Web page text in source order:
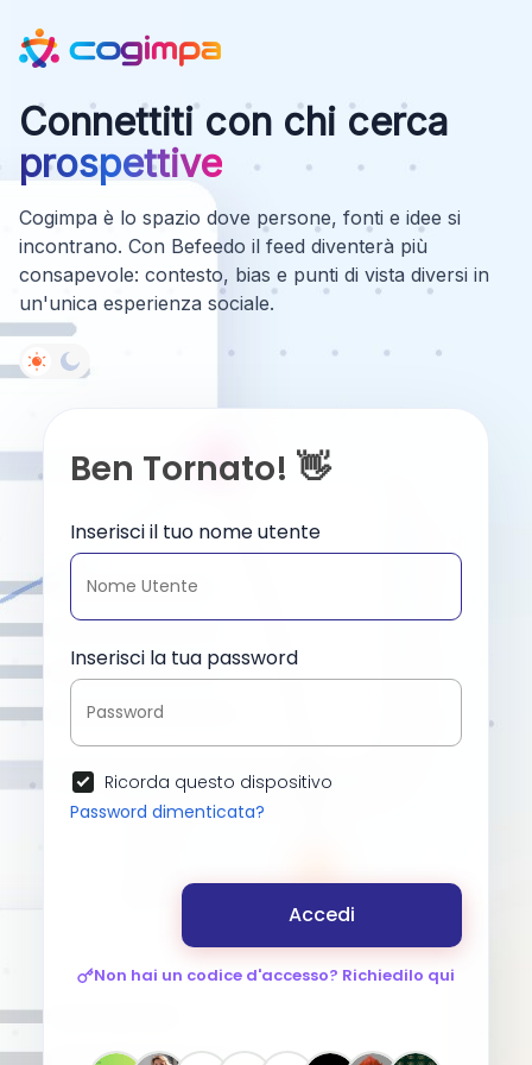
Connettiti con chi cerca
prospettive
Cogimpa è lo spazio dove persone, fonti e idee si
incontrano. Con Befeedo il feed diventerà più
consapevole: contesto, bias e punti di vista diversi in
un'unica esperienza sociale.
Ben Tornato! 👋
Inserisci il tuo nome utente
Inserisci la tua password
Ricorda questo dispositivo
Password dimenticata?
Accedi
Non hai un codice d'accesso? Richiedilo qui